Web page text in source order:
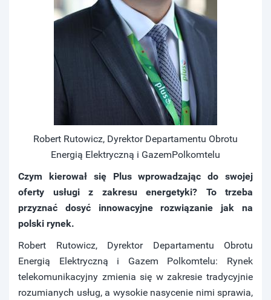
Robert Rutowicz, Dyrektor Departamentu Obrotu
Energią Elektryczną i GazemPolkomtelu
Czym kierował się Plus wprowadzając do swojej
oferty usługi z zakresu energetyki? To trzeba
przyznać dosyć innowacyjne rozwiązanie jak na
polski rynek.
Robert Rutowicz, Dyrektor Departamentu Obrotu
Energią Elektryczną i Gazem Polkomtelu: Rynek
telekomunikacyjny zmienia się w zakresie tradycyjnie
rozumianych usług, a wysokie nasycenie nimi sprawia,